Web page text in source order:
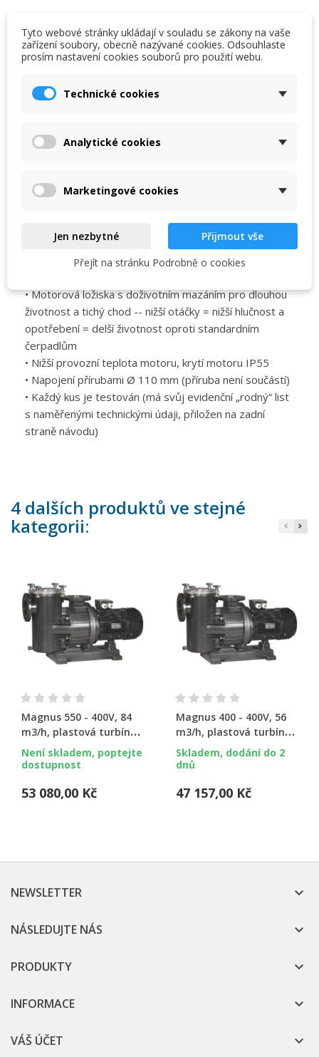
• Velkoobjemové samonasávací čerpadlo s
velkokapacitním předfiltrem ideální pro větší filtrační
• První robustní plastové čerpadlo dosahující vlastností
• Tělo čerpadla a difusor z polypropylenu zesíleného
výkonem zaručuje extrémě vysokou filtrační kapacitu
uzávěry pro jednoduchou kontrolu předfiltru
• Nerezová (AISI 316) osa čerpadla není v kontaktu s
čerpanou vodou -- pracuje i se slanou a mořskou
• Motorová ložiska s doživotním mazáním pro dlouhou
životnost a tichý chod -- nižší otáčky = nižší hlučnost a
opotřebení = delší životnost oproti standardním
čerpadlům
• Nižší provozní teplota motoru, krytí motoru IP55
• Napojení přírubami Ø 110 mm (příruba není součástí)
• Každý kus je testován (má svůj evidenční „rodný“ list
s naměřenými technickými údaji, přiložen na zadní
straně návodu)
4 dalších produktů ve stejné
kategorii:
Magnus 550 - 400V, 84
m3/h, plastová turbína
4,00 kW
Není skladem, poptejte
dostupnost
53 080,00 Kč
Magnus 400 - 400V, 56
m3/h, plastová turbína,
3,00 kW
Skladem, dodání do 2
dnů
47 157,00 Kč
NEWSLETTER 
NÁSLEDUJTE NÁS 
PRODUKTY 
INFORMACE 
VÁŠ ÚČET 
add_circle_outline Create new list
Zrušit Vytvořit seznam přání
Tyto webové stránky ukládají v souladu se zákony na vaše
zařízení soubory, obecně nazývané cookies. Odsouhlaste
prosím nastavení cookies souborů pro použití webu.
Technické cookies
Analytické cookies
Marketingové cookies
Jen nezbytné
Přijmout vše
Přejít na stránku Podrobně o cookies